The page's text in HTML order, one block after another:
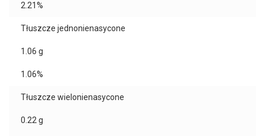
2.21%
Tłuszcze jednonienasycone
1.06 g
1.06%
Tłuszcze wielonienasycone
0.22g